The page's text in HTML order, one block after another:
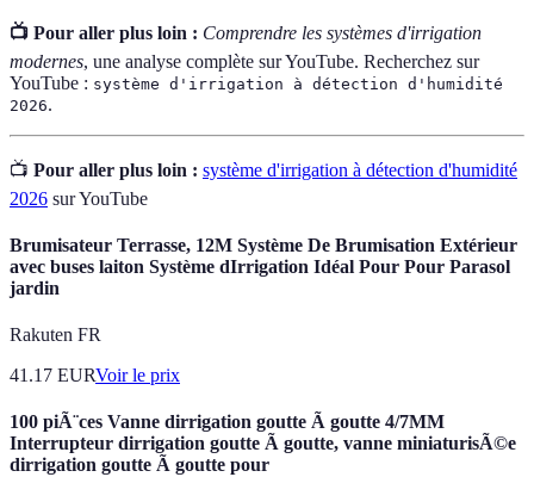
📺 Pour aller plus loin : Comprendre les systèmes d'irrigation
modernes, une analyse complète sur YouTube. Recherchez sur
YouTube : système d'irrigation à détection d'humidité
2026.
📺 Pour aller plus loin : système d'irrigation à détection d'humidité
2026 sur YouTube
Brumisateur Terrasse, 12M Système De Brumisation Extérieur
avec buses laiton Système dIrrigation Idéal Pour Pour Parasol
jardin
Rakuten FR
41.17 EURVoir le prix
100 piÃ¨ces Vanne dirrigation goutte Ã goutte 4/7MM
Interrupteur dirrigation goutte Ã goutte, vanne miniaturisÃ©e
dirrigation goutte Ã goutte pour